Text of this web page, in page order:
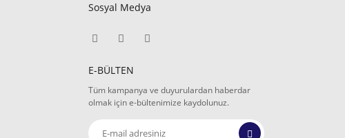
Sosyal Medya
E-BÜLTEN
Tüm kampanya ve duyurulardan haberdar
olmak için e-bültenimize kaydolunuz.